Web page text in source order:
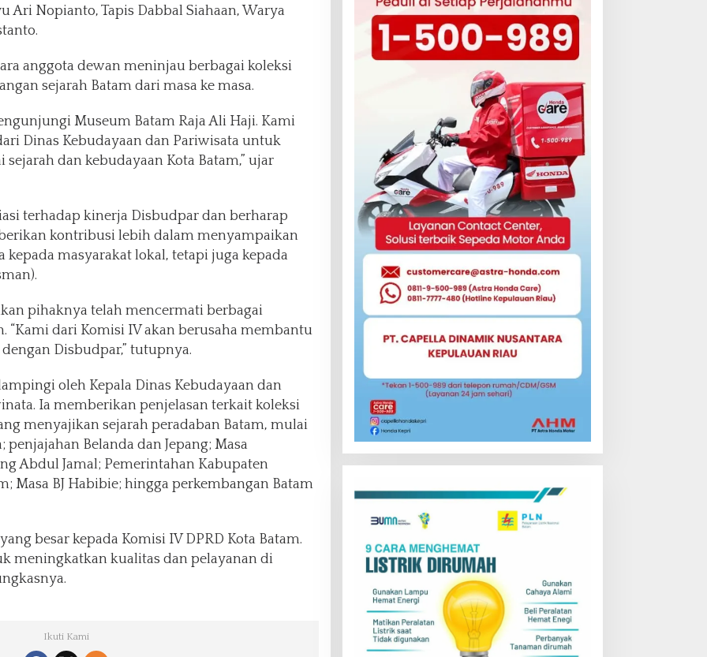
Ari Nopianto, Tapis Dabbal Siahaan, Warya
anggota dewan meninjau berbagai koleksi
sejarah Batam dari masa ke masa.
Museum Batam Raja Ali Haji. Kami
Dinas Kebudayaan dan Pariwisata untuk
dan kebudayaan Kota Batam,” ujar
terhadap kinerja Disbudpar dan berharap
kontribusi lebih dalam menyampaikan
masyarakat lokal, tetapi juga kepada
pihaknya telah mencermati berbagai
“Kami dari Komisi IV akan berusaha membantu
Disbudpar,” tutupnya.
oleh Kepala Dinas Kebudayaan dan
Ia memberikan penjelasan terkait koleksi
menyajikan sejarah peradaban Batam, mulai
Belanda dan Jepang; Masa
Abdul Jamal; Pemerintahan Kabupaten
Masa BJ Habibie; hingga perkembangan Batam
besar kepada Komisi IV DPRD Kota Batam.
meningkatkan kualitas dan pelayanan di
Ikuti Kami